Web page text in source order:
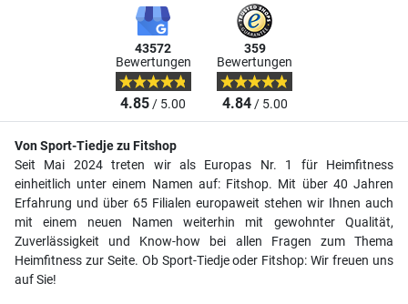
43572
Bewertungen
4.85/ 5.00
359
Bewertungen
4.84/ 5.00
Von Sport-Tiedje zu Fitshop
Seit Mai 2024 treten wir als Europas Nr. 1 für Heimfitness
einheitlich unter einem Namen auf: Fitshop. Mit über 40 Jahren
Erfahrung und über 65 Filialen europaweit stehen wir Ihnen auch
mit einem neuen Namen weiterhin mit gewohnter Qualität,
Zuverlässigkeit und Know-how bei allen Fragen zum Thema
Heimfitness zur Seite. Ob Sport-Tiedje oder Fitshop: Wir freuen uns
auf Sie!